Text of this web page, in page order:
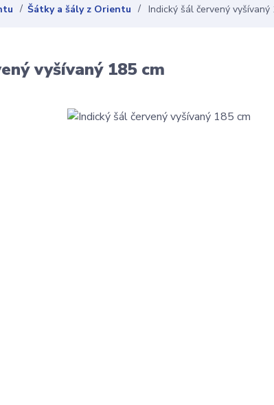
Šátky a šály z Orientu Indický šál červený vyšívaný
vyšívaný 185 cm